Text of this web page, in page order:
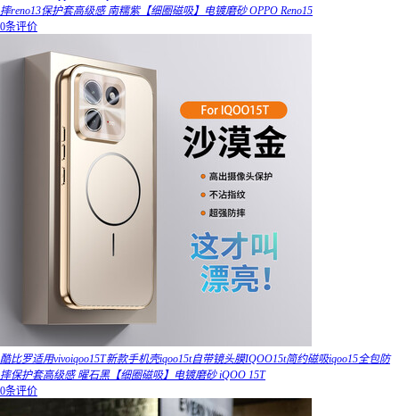
摔reno13保护套高级感 南糯紫【细圈磁吸】电镀磨砂 OPPO Reno15
0条评价
酷比罗适用vivoiqoo15T新款手机壳iqoo15t自带镜头膜IQOO15t简约磁吸iqoo15全包防
摔保护套高级感 曜石黑【细圈磁吸】电镀磨砂 iQOO 15T
0条评价